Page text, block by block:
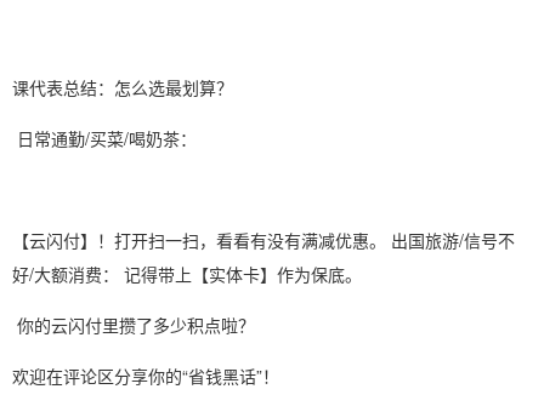
课代表总结：怎么选最划算？
日常通勤/买菜/喝奶茶：
【云闪付】！打开扫一扫，看看有没有满减优惠。 出国旅游/信号不
好/大额消费： 记得带上【实体卡】作为保底。
你的云闪付里攒了多少积点啦？
欢迎在评论区分享你的“省钱黑话”！